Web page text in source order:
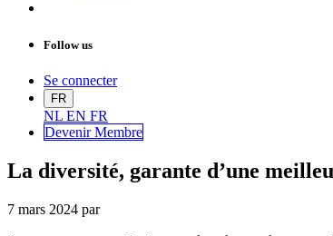
Follow us
Se connecter
FR
NL EN FR
Devenir Membre
La diversité, garante d’une
7 mars 2024 par